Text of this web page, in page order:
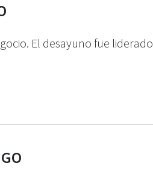
El desayuno fue liderado